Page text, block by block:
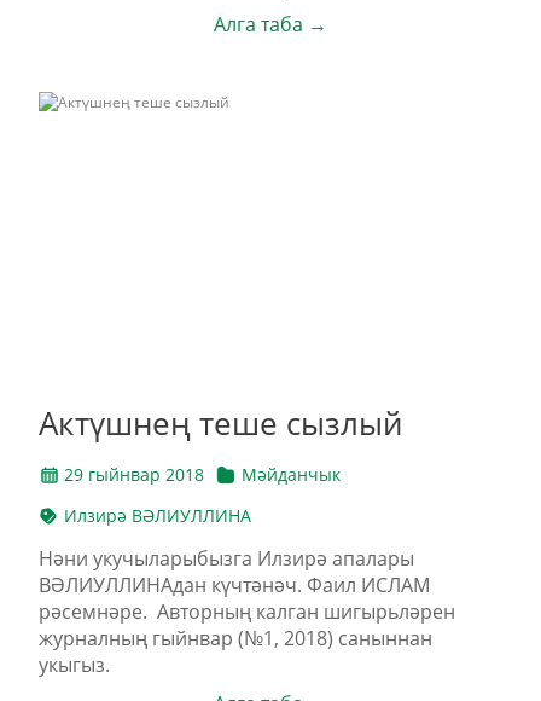
Алга таба →
Актүшнең теше сызлый
29 гыйнвар 2018
Мәйданчык
Илзирә ВӘЛИУЛЛИНА
Нәни укучыларыбызга Илзирә апалары
ВӘЛИУЛЛИНАдан күчтәнәч. Фаил ИСЛАМ
рәсемнәре. Авторның калган шигырьләрен
журналның гыйнвар (№1, 2018) саныннан
укыгыз.